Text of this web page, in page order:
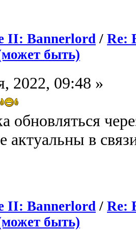
II: Bannerlord / Re:
быть)
2022, 09:48 »
обновляться
актуальны в
II: Bannerlord / Re:
быть)